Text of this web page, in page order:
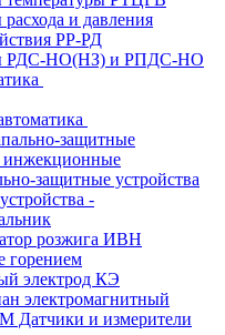
расхода и давления
РР-РД
РДС-НО(НЗ) и РПДС-НО
защитные
инжекционные
защитные устройства
-
розжига ИВН
горением
электрод КЭ
электромагнитный
и измерители